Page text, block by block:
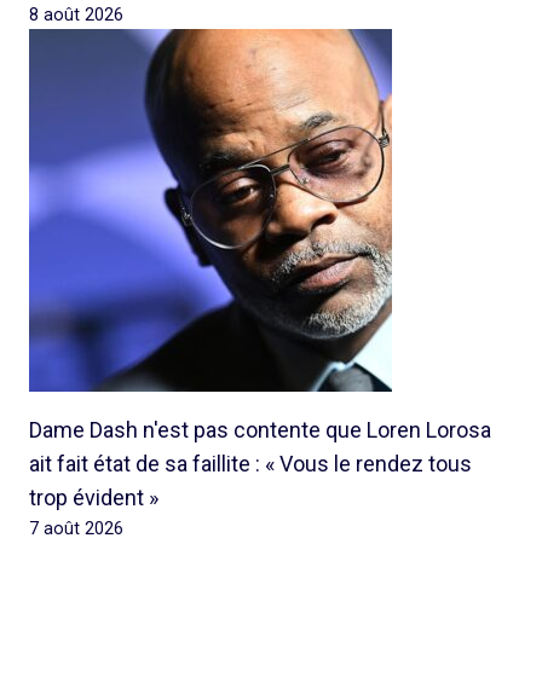
8 août 2026
Dame Dash n'est pas contente que Loren Lorosa
ait fait état de sa faillite : « Vous le rendez tous
trop évident »
7 août 2026